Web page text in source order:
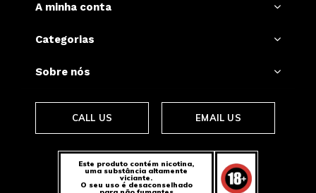
A minha conta
Categorias
Sobre nós
CALL US EMAIL US
Este produto contém nicotina,
uma substância altamente
viciante.
O seu uso é desaconselhado